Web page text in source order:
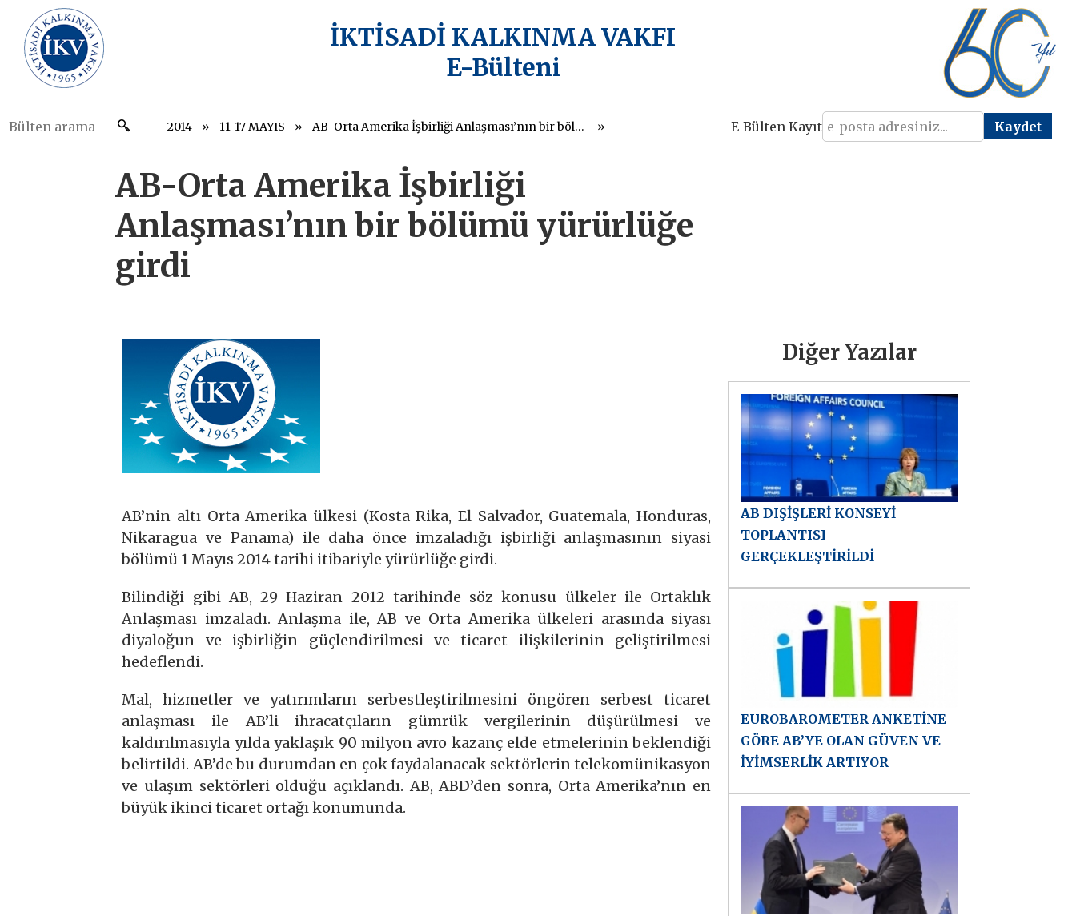
İKTİSADİ KALKINMA VAKFI
E-Bülteni
2014 11-17 MAYIS AB-Orta Amerika İşbirliği Anlaşması’nın bir bölümü yürürlüğe girdi E-Bülten Kayıt
AB-Orta Amerika İşbirliği
Anlaşması’nın bir bölümü yürürlüğe
girdi
AB’nin altı Orta Amerika ülkesi (Kosta Rika, El Salvador, Guatemala, Honduras,
Nikaragua ve Panama) ile daha önce imzaladığı işbirliği anlaşmasının siyasi
bölümü 1 Mayıs 2014 tarihi itibariyle yürürlüğe girdi.
Bilindiği gibi AB, 29 Haziran 2012 tarihinde söz konusu ülkeler ile Ortaklık
Anlaşması imzaladı. Anlaşma ile, AB ve Orta Amerika ülkeleri arasında siyası
diyaloğun ve işbirliğin güçlendirilmesi ve ticaret ilişkilerinin geliştirilmesi
hedeflendi.
Mal, hizmetler ve yatırımların serbestleştirilmesini öngören serbest ticaret
anlaşması ile AB’li ihracatçıların gümrük vergilerinin düşürülmesi ve
kaldırılmasıyla yılda yaklaşık 90 milyon avro kazanç elde etmelerinin beklendiği
belirtildi. AB’de bu durumdan en çok faydalanacak sektörlerin telekomünikasyon
ve ulaşım sektörleri olduğu açıklandı. AB, ABD’den sonra, Orta Amerika’nın en
büyük ikinci ticaret ortağı konumunda.
Diğer Yazılar
AB DIŞİŞLERİ KONSEYİ
TOPLANTISI
GERÇEKLEŞTİRİLDİ
EUROBAROMETER ANKETİNE
GÖRE AB’YE OLAN GÜVEN VE
İYİMSERLİK ARTIYOR